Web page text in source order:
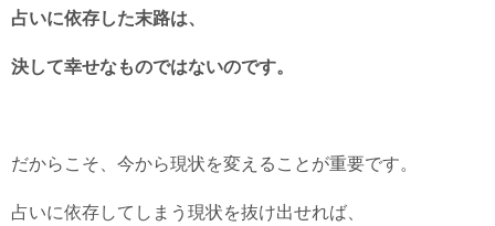
占いに依存した末路は、
決して幸せなものではないのです。
だからこそ、今から現状を変えることが重要です。
占いに依存してしまう現状を抜け出せれば、